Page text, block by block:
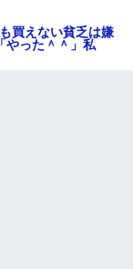
買えない貧乏は嫌
やった＾＾」私